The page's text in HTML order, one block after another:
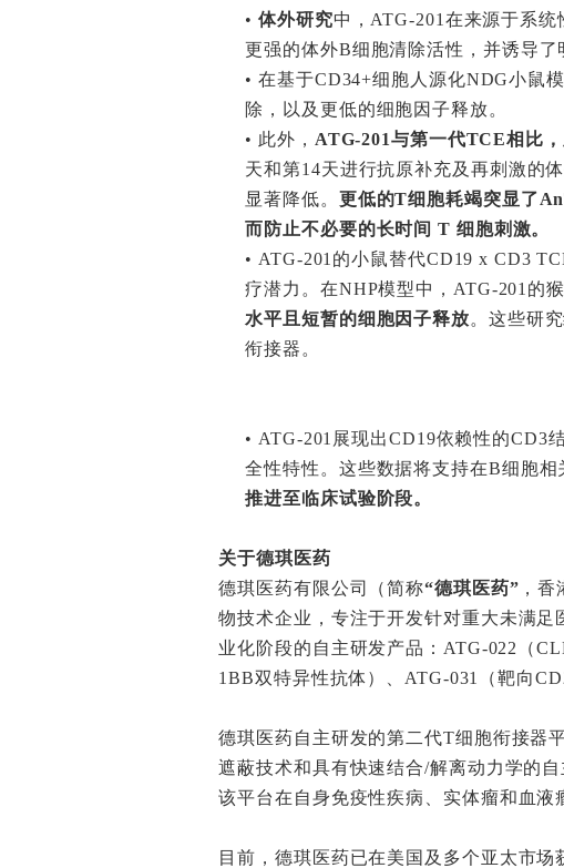
•体外研究中，ATG-201在来源于系
更强的体外B细胞清除活性，并诱导了
•在基于CD34+细胞人源化NDG小鼠
除，以及更低的细胞因子释放。
• 此外， ATG-201与第一代TCE相比
天和第14天进行抗原补充及再刺激的
显著降低。 更低的T细胞耗竭突显了
而防止不必要的长时间 T 细胞刺激。
• ATG-201的小鼠替代CD19 x CD3
疗潜力。在NHP模型中，ATG-201的
水平且短暂的细胞因子释放。这些研
衔接器。
• ATG-201展现出CD19依赖性的CD3
全性特性。这些数据将支持在B细胞
推进至临床试验阶段。
关于德琪医药
德琪医药有限公司（简称“德琪医药” ，
物技术企业，专注于开发针对重大未满
业化阶段的自主研发产品：ATG-022（
1BB双特异性抗体）、ATG-031（靶向
德琪医药自主研发的第二代T细胞衔接器
遮蔽技术和具有快速结合/解离动力学的
该平台在自身免疫性疾病、实体瘤和血液
目前，德琪医药已在美国及多个亚太市